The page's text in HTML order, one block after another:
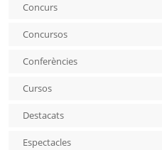
Concurs
Concursos
Conferències
Cursos
Destacats
Espectacles